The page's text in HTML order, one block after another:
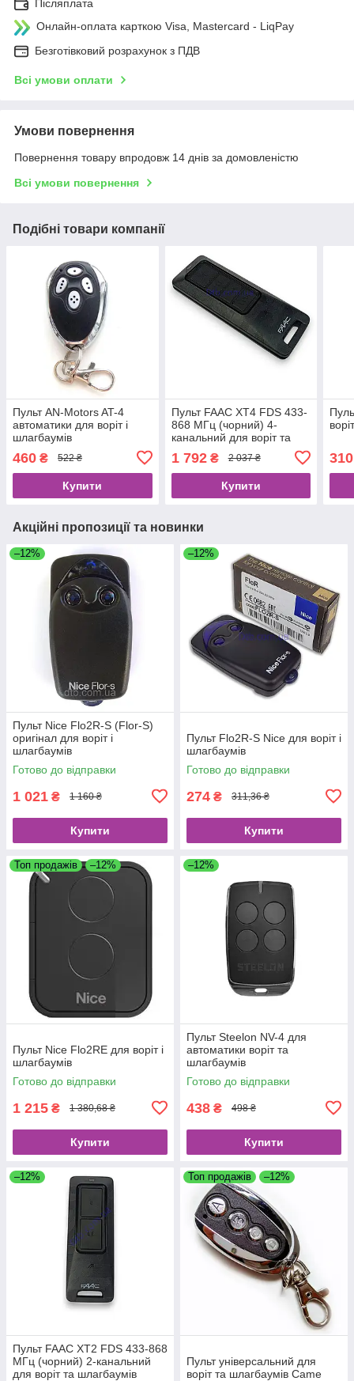
Післяплата
Онлайн-оплата карткою Visa, Mastercard - LiqPay
Безготівковий розрахунок з ПДВ
Всі умови оплати
Умови повернення
Повернення товару впродовж 14 днів за домовленістю
Всі умови повернення
Подібні товари компанії
Пульт AN-Motors AT-4
автоматики для воріт і
шлагбаумів
460 ₴ 522 ₴
Купити
Пульт FAAC XT4 FDS 433-
868 МГц (чорний) 4-
канальний для воріт та
1 792₴ 2 037 ₴
Купити
310
Акційні пропозиції та новинки
–12%
Пульт Nice Flo2R-S (Flor-S)
оригінал для воріт і
шлагбаумів
Готово до відправки
1 021 ₴ 1 160 ₴
Купити
–12%
Пульт Flo2R-S Nice для воріт і
шлагбаумів
Готово до відправки
274 ₴ 311,36 ₴
Купити
Топ продажів –12%
Пульт Nice Flo2RE для воріт і
шлагбаумів
Готово до відправки
1 215 ₴ 1 380,68 ₴
Купити
–12%
Пульт Steelon NV-4 для
автоматики воріт та
шлагбаумів
Готово до відправки
438 ₴ 498 ₴
Купити
–12%
Пульт FAAC XT2 FDS 433-868
МГц (чорний) 2-канальний
для воріт та шлагбаумів
Топ продажів –12%
Пульт універсальний для
воріт та шлагбаумів Came